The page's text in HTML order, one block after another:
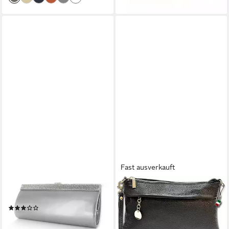
WHITE LADY
Clutch Lena Lackleder Clutch
59,99 €
lieferbar - in 3-4 Werktagen bei dir
Fast ausverkauft
FLORENCE
Clutch Florence Damen
Clutch Leder Tasche (Clutch,
Clutch), Damen Tasche